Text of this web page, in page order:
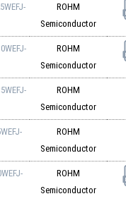
ROHM
Semiconductor
ROHM
Semiconductor
ROHM
Semiconductor
ROHM
Semiconductor
ROHM
Semiconductor